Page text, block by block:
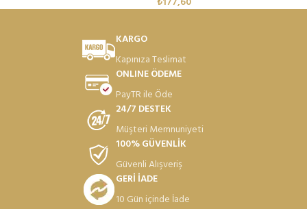
KARGO
Kapınıza Teslimat
ONLINE ÖDEME
PayTR ile Öde
24/7 DESTEK
Müşteri Memnuniyeti
100% GÜVENLİK
Güvenli Alışveriş
GERİ İADE
10 Gün içinde İade